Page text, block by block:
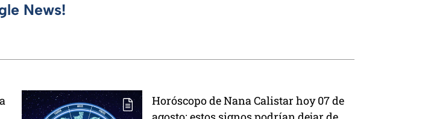
News!
Horóscopo de Nana Calistar hoy 07 de